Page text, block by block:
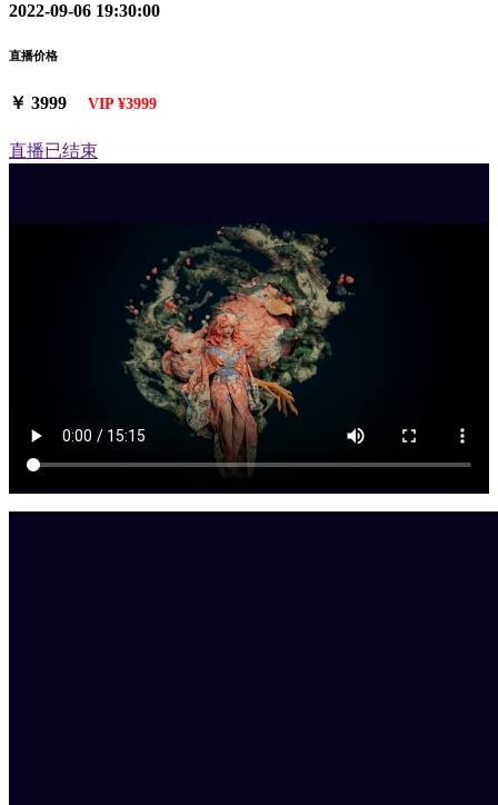
2022-09-06 19:30:00
直播价格
￥ 3999 VIP ¥3999
直播已结束